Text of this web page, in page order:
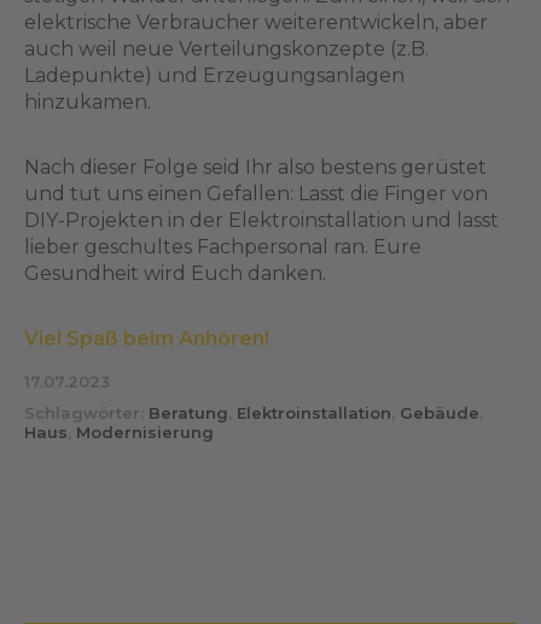
elektrische Verbraucher weiterentwickeln, aber
auch weil neue Verteilungskonzepte (z.B.
Ladepunkte) und Erzeugungsanlagen
hinzukamen.
Nach dieser Folge seid Ihr also bestens gerüstet
und tut uns einen Gefallen: Lasst die Finger von
DIY-Projekten in der Elektroinstallation und lasst
lieber geschultes Fachpersonal ran. Eure
Gesundheit wird Euch danken.
Viel Spaß beim Anhören!
17.07.2023
Schlagwörter: Beratung, Elektroinstallation, Gebäude,
Haus, Modernisierung